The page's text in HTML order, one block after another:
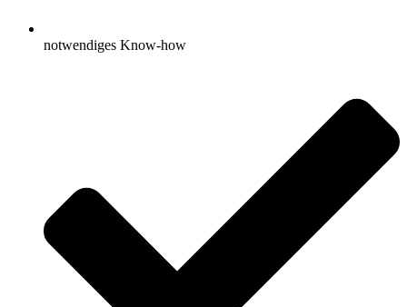
notwendiges Know-how